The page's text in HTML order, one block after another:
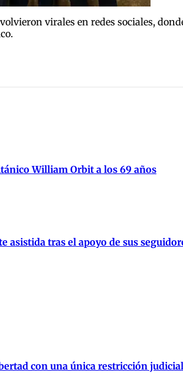
virales en redes sociales,
William Orbit a los 69 años
asistida tras el apoyo de sus
con una única restricción judicial